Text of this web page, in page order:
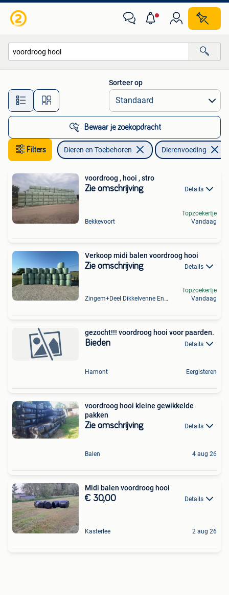
Alle afstanden…
Sorteer op
Bewaar je zoekopdracht
Filters Dieren en Toebehoren Dierenvoeding
voordroog , hooi , stro
Zie omschrijving Details
Bekkevoort
Topzoekertje
Vandaag
Verkoop midi balen voordroog hooi
Zie omschrijving Details
Zingem+Deel Dikkelvenne En Nederzwalm-Hermelgem
Topzoekertje
Vandaag
gezocht!!! voordroog hooi voor paarden.
Bieden Details
Hamont Eergisteren
voordroog hooi kleine gewikkelde
pakken
Zie omschrijving Details
Balen 4 aug 26
Midi balen voordroog hooi
€ 30,00 Details
Kasterlee 2 aug 26